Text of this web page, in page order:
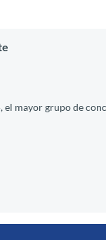
mayor grupo de